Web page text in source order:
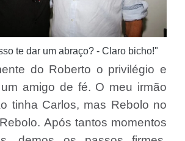
te dar um abraço? - Claro bicho!"
do Roberto o privilégio e
amigo de fé. O meu irmão
tinha Carlos, mas Rebolo no
Após tantos momentos